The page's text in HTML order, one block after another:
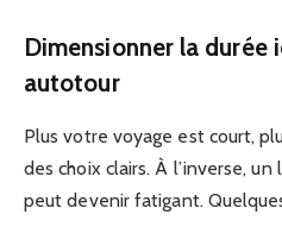
Dimensionner la durée
autotour
Plus votre voyage est court,
des choix clairs. À l’inverse,
peut devenir fatigant.